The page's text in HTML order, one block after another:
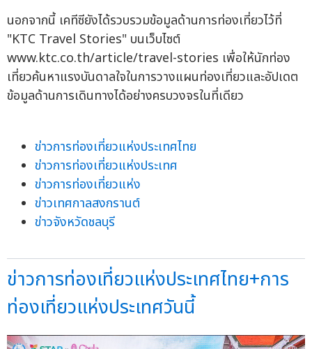
นอกจากนี้ เคทีซียังได้รวบรวมข้อมูลด้านการท่องเที่ยวไว้ที่
"KTC Travel Stories" บนเว็บไซต์
www.ktc.co.th/article/travel-stories เพื่อให้นักท่อง
เที่ยวค้นหาแรงบันดาลใจในการวางแผนท่องเที่ยวและอัปเดต
ข้อมูลด้านการเดินทางได้อย่างครบวงจรในที่เดียว
ข่าวการท่องเที่ยวแห่งประเทศไทย
ข่าวการท่องเที่ยวแห่งประเทศ
ข่าวการท่องเที่ยวแห่ง
ข่าวเทศกาลสงกรานต์
ข่าวจังหวัดชลบุรี
ข่าวการท่องเที่ยวแห่งประเทศไทย+การ
ท่องเที่ยวแห่งประเทศวันนี้